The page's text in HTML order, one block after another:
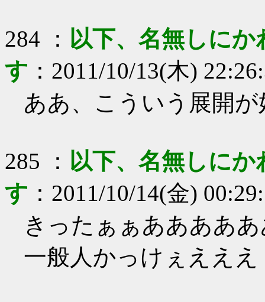
284 ： 以下、名無しに
す ： 2011/10/13(木)
ああ、こういう展開
285 ： 以下、名無しに
す ： 2011/10/14(金)
きったぁぁああああ
一般人かっけぇえええ